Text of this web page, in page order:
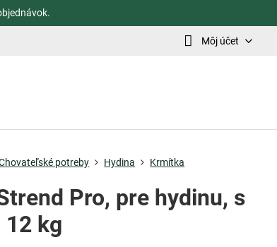
Môj účet
potreby Hydina Krmítka
Pro, pre hydinu, s
12 kg